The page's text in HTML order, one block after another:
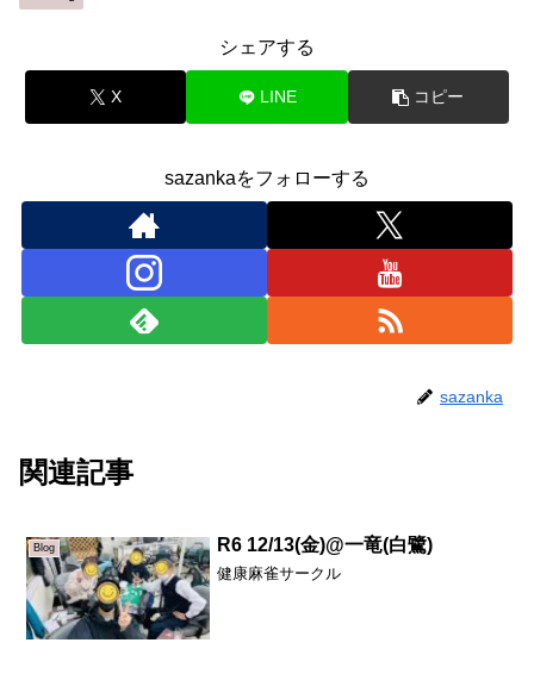
シェアする
X LINE コピー
sazankaをフォローする
sazanka
関連記事
Blog R6 12/13(金)@一竜(白鷺)
健康麻雀サークル